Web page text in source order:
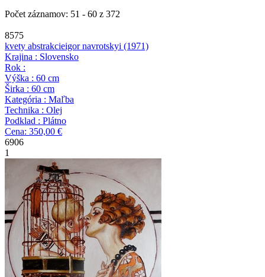
Počet záznamov: 51 - 60 z 372
8575
kvety abstrakcieigor navrotskyi (1971)
Krajina : Slovensko
Rok :
Výška : 60 cm
Širka : 60 cm
Kategória : Maľba
Technika : Olej
Podklad : Plátno
Cena: 350,00 €
6906
1